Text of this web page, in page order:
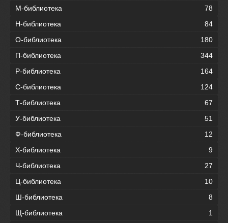
М-библиотека
78
Н-библиотека
84
О-библиотека
180
П-библиотека
344
Р-библиотека
164
С-библиотека
124
Т-библиотека
67
У-библиотека
51
Ф-библиотека
12
Х-библиотека
9
Ч-библиотека
27
Ц-библиотека
10
Ш-библиотека
8
Щ-библиотека
1